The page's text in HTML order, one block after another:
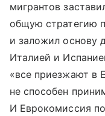
мигрантов
общую стратегию
и заложил основу
Италией и
«все приезжают в
не способен
И Еврокомиссия